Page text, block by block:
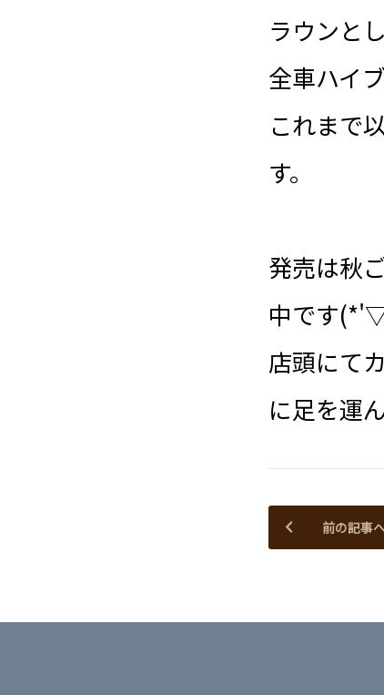
ラウンと
全車ハイ
これまで
す。
発売は秋
中です
店頭にて
に足を運
前の記事